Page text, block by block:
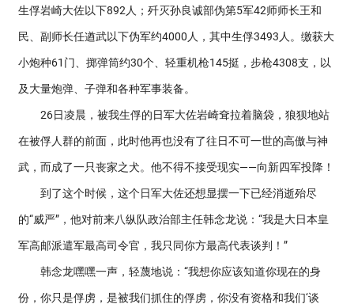
生俘岩崎大佐以下892人；歼灭孙良诚部伪第5军42师师长王和
民、副师长任遒武以下伪军约4000人，其中生俘3493人。缴获大
小炮种61门、掷弹筒约30个、轻重机枪145挺，步枪4308支，以
及大量炮弹、子弹和各种军事装备。
26日凌晨，被我生俘的日军大佐岩崎耷拉着脑袋，狼狈地站
在被俘人群的前面，此时他再也没有了往日不可一世的高傲与神
武，而成了一只丧家之犬。他不得不接受现实——向新四军投降！
到了这个时候，这个日军大佐还想显摆一下已经消逝殆尽
的“威严”，他对前来八纵队政治部主任韩念龙说：“我是大日本皇
军高邮派遣军最高司令官，我只同你方最高代表谈判！”
韩念龙嘿嘿一声，轻蔑地说：“我想你应该知道你现在的身
份，你只是俘虏，是被我们抓住的俘虏，你没有资格和我们‘谈